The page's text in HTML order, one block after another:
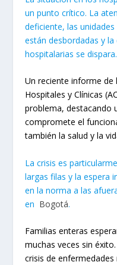
un punto crítico. La
deficiente, las
están desbordadas y
hospitalarias se dispara.
Un reciente informe de
Hospitales y Clínicas
problema, destacando
compromete el
también la salud y la
La crisis es
largas filas y la espera
en la norma a las
en Bogotá.
Familias enteras
muchas veces sin
crisis de